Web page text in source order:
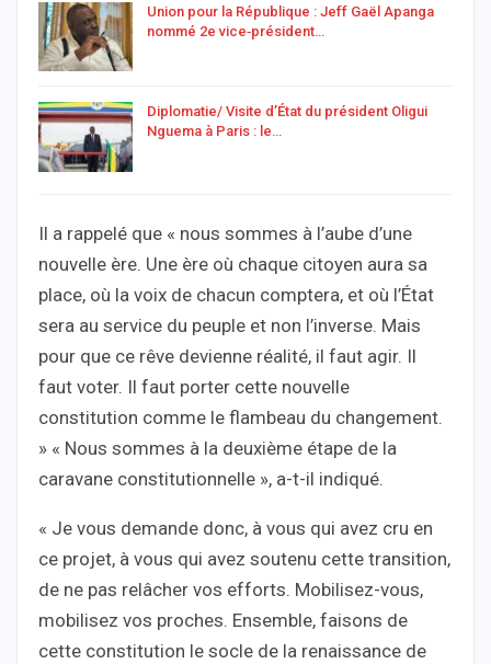
Union pour la République : Jeff Gaël Apanga
nommé 2e vice‑président…
Diplomatie/ Visite d’État du président Oligui
Nguema à Paris : le…
Il a rappelé que « nous sommes à l’aube d’une
nouvelle ère. Une ère où chaque citoyen aura sa
place, où la voix de chacun comptera, et où l’État
sera au service du peuple et non l’inverse. Mais
pour que ce rêve devienne réalité, il faut agir. Il
faut voter. Il faut porter cette nouvelle
constitution comme le flambeau du changement.
» « Nous sommes à la deuxième étape de la
caravane constitutionnelle », a-t-il indiqué.
« Je vous demande donc, à vous qui avez cru en
ce projet, à vous qui avez soutenu cette transition,
de ne pas relâcher vos efforts. Mobilisez-vous,
mobilisez vos proches. Ensemble, faisons de
cette constitution le socle de la renaissance de